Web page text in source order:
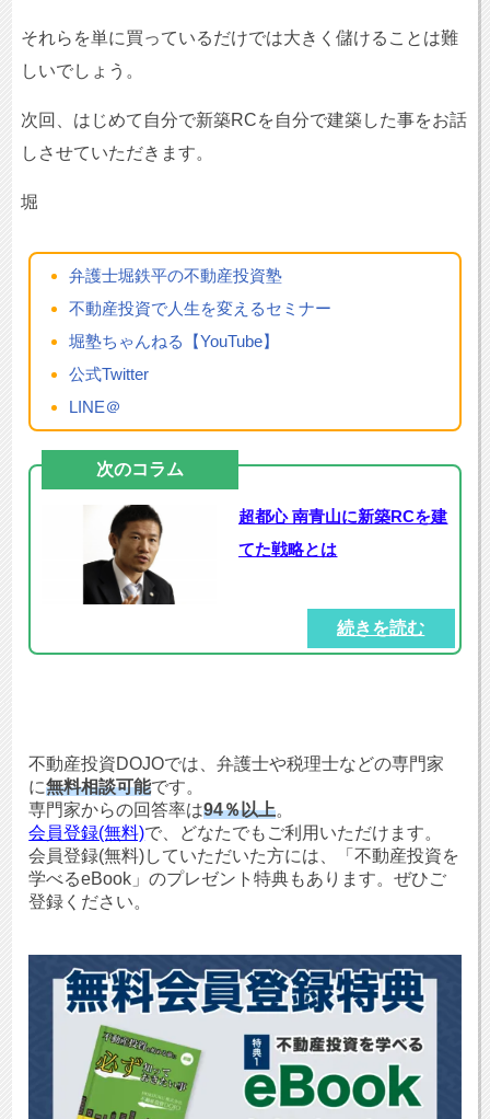
それらを単に買っているだけでは大きく儲けることは難
しいでしょう。
次回、はじめて自分で新築RCを自分で建築した事をお話
しさせていただきます。
堀
弁護士堀鉄平の不動産投資塾
不動産投資で人生を変えるセミナー
堀塾ちゃんねる【YouTube】
公式Twitter
LINE＠
次のコラム
超都心 南青山に新築RCを建
てた戦略とは
続きを読む
不動産投資DOJOでは、弁護士や税理士などの専門家
に無料相談可能です。
専門家からの回答率は94％以上。
会員登録(無料)で、どなたでもご利用いただけます。
会員登録(無料)していただいた方には、「不動産投資を
学べるeBook」のプレゼント特典もあります。ぜひご
登録ください。